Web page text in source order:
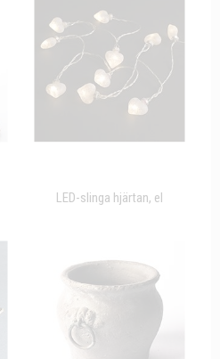
LED-slinga hjärtan, el